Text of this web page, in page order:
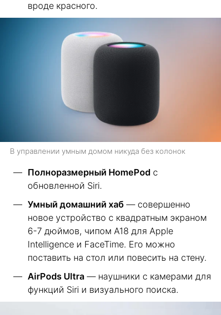
вроде красного.
В управлении умным домом никуда без колонок
Полноразмерный HomePod с
обновленной Siri.
Умный домашний хаб — совершенно
новое устройство с квадратным экраном
6-7 дюймов, чипом A18 для Apple
Intelligence и FaceTime. Его можно
поставить на стол или повесить на стену.
AirPods Ultra — наушники с камерами для
функций Siri и визуального поиска.